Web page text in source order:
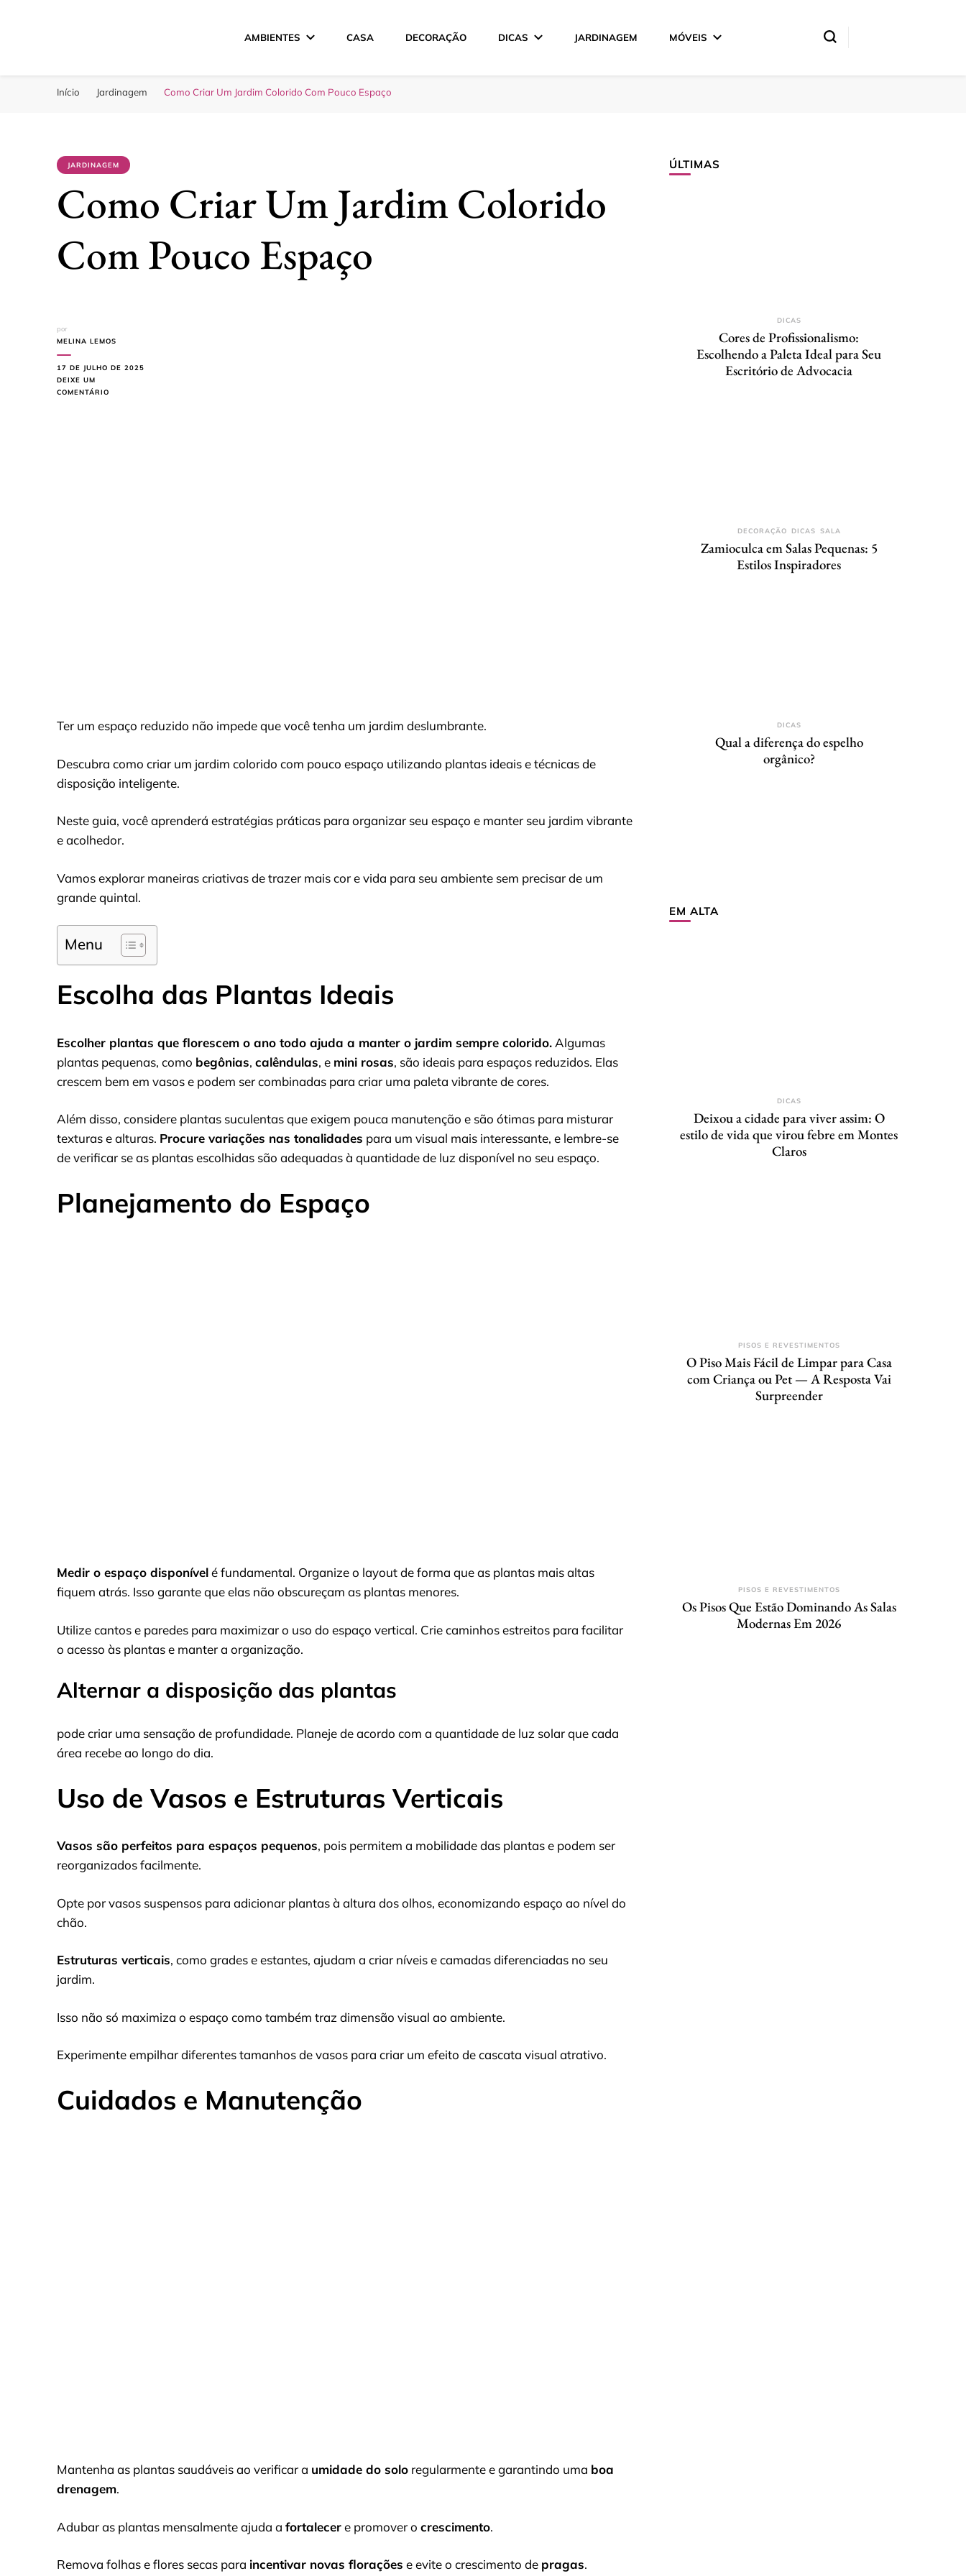
Sua Melhor Decoração
AMBIENTES CASA DECORAÇÃO DICAS JARDINAGEM MÓVEIS
Início Jardinagem Como Criar Um Jardim Colorido Com Pouco Espaço
JARDINAGEM
Como Criar Um Jardim Colorido
Com Pouco Espaço
por
MELINA LEMOS
17 DE JULHO DE 2025
DEIXE UM
COMENTÁRIO
Ter um espaço reduzido não impede que você tenha um jardim deslumbrante.
Descubra como criar um jardim colorido com pouco espaço utilizando plantas ideais e técnicas de
disposição inteligente.
Neste guia, você aprenderá estratégias práticas para organizar seu espaço e manter seu jardim vibrante
e acolhedor.
Vamos explorar maneiras criativas de trazer mais cor e vida para seu ambiente sem precisar de um
grande quintal.
Menu
Escolha das Plantas Ideais
Escolher plantas que florescem o ano todo ajuda a manter o jardim sempre colorido. Algumas
plantas pequenas, como begônias, calêndulas, e mini rosas, são ideais para espaços reduzidos. Elas
crescem bem em vasos e podem ser combinadas para criar uma paleta vibrante de cores.
Além disso, considere plantas suculentas que exigem pouca manutenção e são ótimas para misturar
texturas e alturas. Procure variações nas tonalidades para um visual mais interessante, e lembre-se
de verificar se as plantas escolhidas são adequadas à quantidade de luz disponível no seu espaço.
Planejamento do Espaço
Medir o espaço disponívelé fundamental. Organize o layout de forma que as plantas mais altas
fiquem atrás. Isso garante que elas não obscureçam as plantas menores.
Utilize cantos e paredes para maximizar o uso do espaço vertical. Crie caminhos estreitos para facilitar
o acesso às plantas e manter a organização.
Alternar a disposição das plantas
pode criar uma sensação de profundidade. Planeje de acordo com a quantidade de luz solar que cada
área recebe ao longo do dia.
Uso de Vasos e Estruturas Verticais
Vasos são perfeitos para espaços pequenos, pois permitem a mobilidade das plantas e podem ser
reorganizados facilmente.
Opte por vasos suspensos para adicionar plantas à altura dos olhos, economizando espaço ao nível do
chão.
Estruturas verticais, como grades e estantes, ajudam a criar níveis e camadas diferenciadas no seu
jardim.
Isso não só maximiza o espaço como também traz dimensão visual ao ambiente.
Experimente empilhar diferentes tamanhos de vasos para criar um efeito de cascata visual atrativo.
Cuidados e Manutenção
Mantenha as plantas saudáveis ao verificar a umidade do solo regularmente e garantindo uma boa
drenagem.
Adubar as plantas mensalmente ajuda a fortalecere promover o crescimento.
Remova folhas e flores secas para incentivar novas florações e evite o crescimento de pragas.
ÚLTIMAS
DICAS
Cores de Profissionalismo:
Escolhendo a Paleta Ideal para Seu
Escritório de Advocacia
DECORAÇÃO DICAS SALA
Zamioculca em Salas Pequenas: 5
Estilos Inspiradores
DICAS
Qual a diferença do espelho
orgânico?
EM ALTA
DICAS
Deixou a cidade para viver assim: O
estilo de vida que virou febre em Montes
Claros
PISOS E REVESTIMENTOS
O Piso Mais Fácil de Limpar para Casa
com Criança ou Pet — A Resposta Vai
Surpreender
PISOS E REVESTIMENTOS
Os Pisos Que Estão Dominando As Salas
Modernas Em 2026